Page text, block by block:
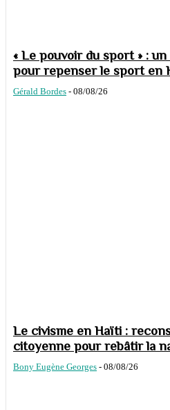
« Le pouvoir du sport » :
pour repenser le sport en
Gérald Bordes - 08/08/26
Le civisme en Haïti :
citoyenne pour rebâtir la
Bony Eugène Georges - 08/08/26